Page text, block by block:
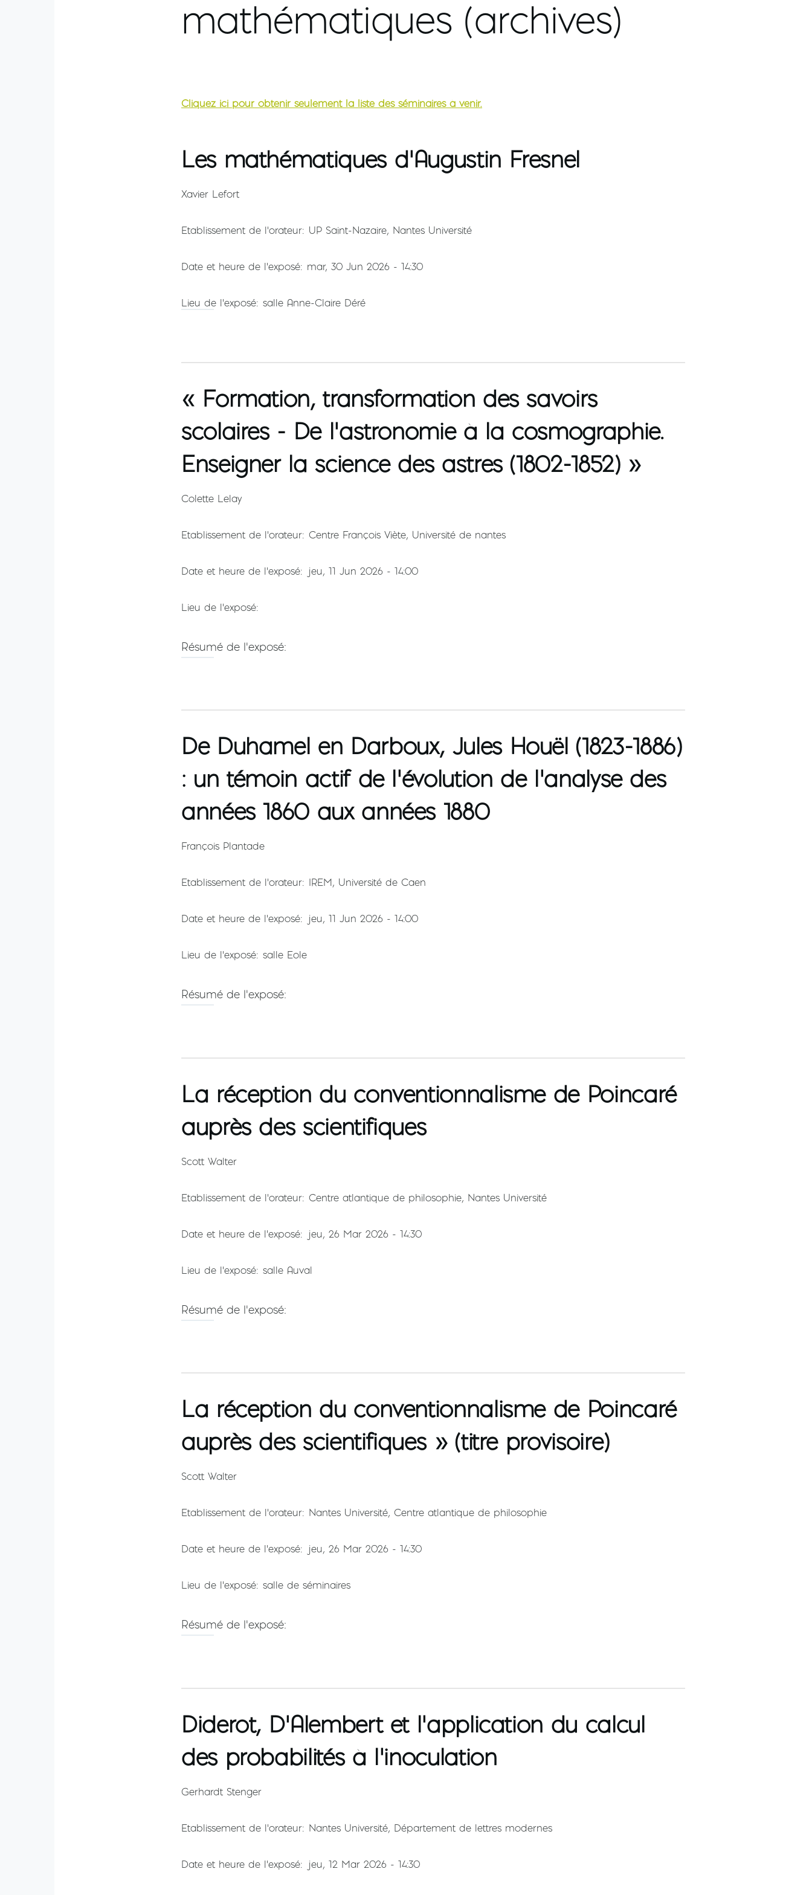
mathématiques (archives)
Cliquez ici pour obtenir seulement la liste des séminaires à venir.
Les mathématiques d’Augustin Fresnel
Xavier Lefort
Etablissement de l'orateur UP Saint-Nazaire, Nantes Université
Date et heure de l'exposé mar, 30 Jun 2026 - 14:30
Lieu de l'exposé salle Anne-Claire Déré
« Formation, transformation des savoirs
scolaires - De l’astronomie à la cosmographie.
Enseigner la science des astres (1802-1852) »
Colette Lelay
Etablissement de l'orateur Centre François Viète, Université de nantes
Date et heure de l'exposé jeu, 11 Jun 2026 - 14:00
Lieu de l'exposé
Résumé de l'exposé
De Duhamel en Darboux, Jules Houël (1823-1886)
: un témoin actif de l’évolution de l’analyse des
années 1860 aux années 1880
François Plantade
Etablissement de l'orateur IREM, Université de Caen
Date et heure de l'exposé jeu, 11 Jun 2026 - 14:00
Lieu de l'exposé salle Eole
Résumé de l'exposé
La réception du conventionnalisme de Poincaré
auprès des scientifiques
Scott Walter
Etablissement de l'orateur Centre atlantique de philosophie, Nantes Université
Date et heure de l'exposé jeu, 26 Mar 2026 - 14:30
Lieu de l'exposé salle Auval
Résumé de l'exposé
La réception du conventionnalisme de Poincaré
auprès des scientifiques » (titre provisoire)
Scott Walter
Etablissement de l'orateur Nantes Université, Centre atlantique de philosophie
Date et heure de l'exposé jeu, 26 Mar 2026 - 14:30
Lieu de l'exposé salle de séminaires
Résumé de l'exposé
Diderot, D’Alembert et l’application du calcul
des probabilités à l’inoculation
Gerhardt Stenger
Etablissement de l'orateur Nantes Université, Département de lettres modernes
Date et heure de l'exposé jeu, 12 Mar 2026 - 14:30